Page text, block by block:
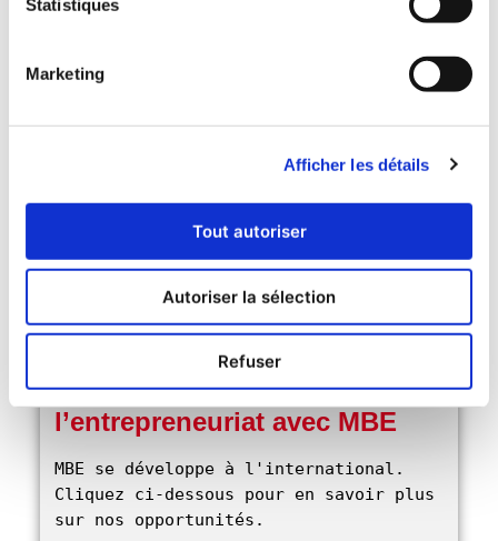
Statistiques
Marketing
Afficher les détails
Tout autoriser
Autoriser la sélection
Refuser
←
Est : une région
en plein essor
électronique en
Asie du Sud-
Est : une région
l’avenir du
commerce en
ligne →
Lancez-vous dans
l’entrepreneuriat avec MBE
MBE se développe à l'international.
Cliquez ci-dessous pour en savoir plus
sur nos opportunités.